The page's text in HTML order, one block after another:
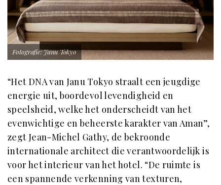
Fotografie: Janu Tokyo
“Het DNA van Janu Tokyo straalt een jeugdige
energie uit, boordevol levendigheid en
speelsheid, welke het onderscheidt van het
evenwichtige en beheerste karakter van Aman”,
zegt Jean-Michel Gathy, de bekroonde
internationale architect die verantwoordelijk is
voor het interieur van het hotel. “De ruimte is
een spannende verkenning van texturen,